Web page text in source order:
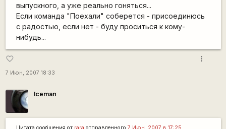
выпускного, а уже реально гоняться...
Если команда "Поехали" соберется - присоединюсь
с радостью, если нет - буду проситься к кому-
нибудь...
favorite_border
7 Июн, 2007 18:33
more_vert
Iceman